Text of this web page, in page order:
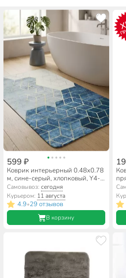
599 ₽
Коврик интерьерный 0.48х0.78
м, сине-серый, хлопковый, Y4-
6813
Самовывоз:сегодня
Курьером: 11 августа
4.9•29 отзывов
В корзину